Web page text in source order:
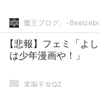
魔王ブログ。-
【悲報】フェミ「よ
は少年漫画や！」
電脳王女QZ